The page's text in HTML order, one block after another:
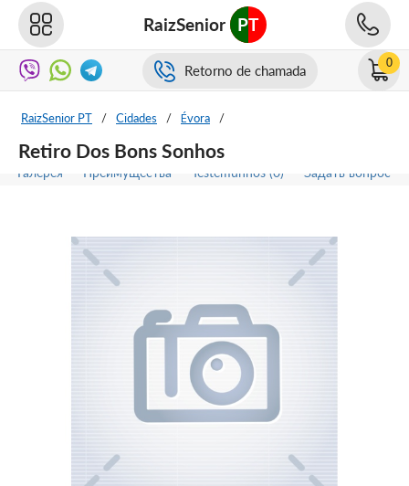
RaizSenior PT
Retorno de chamada 0
RaizSenior PT / Cidades / Évora /
Retiro Dos Bons Sonhos
Галерея Преимущества Testemunhos (0) Задать вопрос